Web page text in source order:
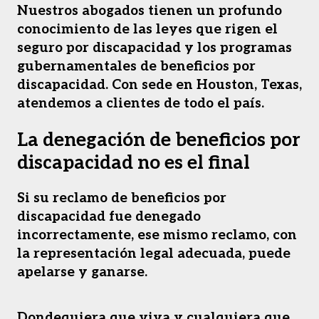
Nuestros abogados tienen un profundo
conocimiento de las leyes que rigen el
seguro por discapacidad y los programas
gubernamentales de beneficios por
discapacidad. Con sede en Houston, Texas,
atendemos a clientes de todo el país.
La denegación de beneficios por
discapacidad no es el final
Si su reclamo de beneficios por
discapacidad fue denegado
incorrectamente, ese mismo reclamo, con
la representación legal adecuada, puede
apelarse y ganarse.